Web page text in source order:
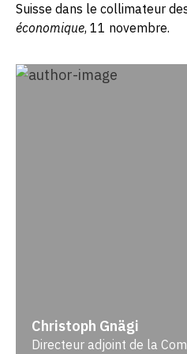
Suisse dans le collimateur
économique, 11 novembre.
Christoph Gnägi
Directeur adjoint de la